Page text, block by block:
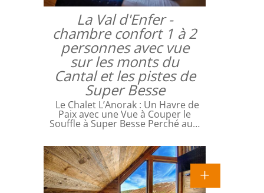
La Val d'Enfer -
chambre confort 1 à 2
personnes avec vue
sur les monts du
Cantal et les pistes de
Super Besse
Le Chalet L’Anorak : Un Havre de
Paix avec une Vue à Couper le
Souffle à Super Besse Perché au…